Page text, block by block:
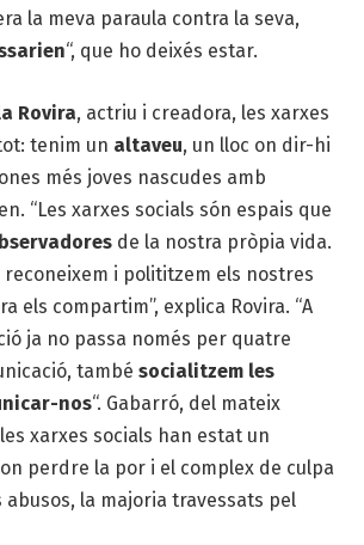
la meva paraula contra la seva,
“, que ho deixés estar.
Rovira, actriu i creadora, les xarxes
tenim un altaveu, un lloc on dir-hi
més joves nascudes amb
“Les xarxes socials són espais que
de la nostra pròpia vida.
reconeixem i polititzem els nostres
els compartim”, explica Rovira. “A
ja no passa només per quatre
també socialitzem les
nos“. Gabarró, del mateix
xarxes socials han estat un
perdre la por i el complex de culpa
abusos, la majoria travessats pel